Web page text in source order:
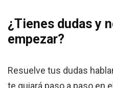
¿Tienes dudas y
empezar?
Resuelve tus dudas
te guiará paso a paso en